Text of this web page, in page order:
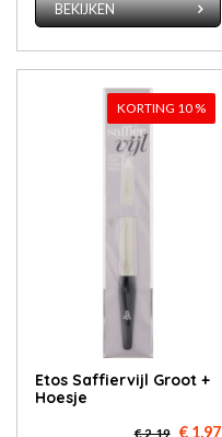
BEKIJKEN
KORTING 10 %
Etos Saffiervijl Groot +
Hoesje
€ 2,19 € 1,97